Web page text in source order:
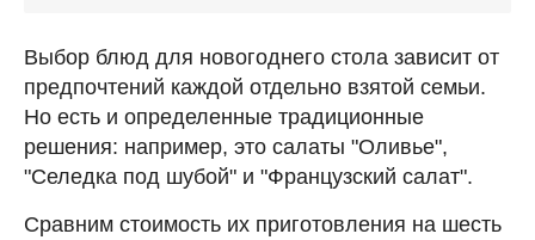
Выбор блюд для новогоднего стола зависит от
предпочтений каждой отдельно взятой семьи.
Но есть и определенные традиционные
решения: например, это салаты "Оливье",
"Селедка под шубой" и "Французский салат".
Сравним стоимость их приготовления на шесть